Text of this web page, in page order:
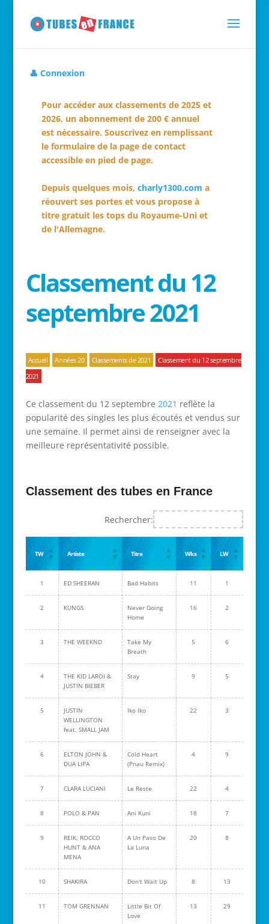
👤 Connexion
Pour accéder aux classements de 2025 et
2026, un abonnement de 200 € annuel
est nécessaire. Souscrivez en remplissant
le formulaire de la page de contact
accessible en pied de page.
Depuis quelques mois, charly1300.com a
réouvert ses portes et vous propose à
titre gratuit les tops du Royaume-Uni et
de l'Allemagne.
Classement du 12
septembre 2021
Accueil Années 20 Classements de 2021
Classement du 12 septembre
2021
Ce classement du 12 septembre 2021 reflète la
popularité des singles les plus écoutés et vendus sur
une semaine. Il permet ainsi de renseigner avec la
meilleure représentativité possible.
Classement des tubes en France
Rechercher:
TW Artiste Titre Wks LW
1 ED SHEERAN Bad Habits 11 1
2 KUNGS
Never Going
Home
16 2
3 THE WEEKND
Take My
Breath
5 6
4
THE KID LAROI &
JUSTIN BIEBER
Stay 9 5
5
JUSTIN
WELLINGTON
feat. SMALL JAM
Iko Iko 22 3
6
ELTON JOHN &
DUA LIPA
Cold Heart
(Pnau Remix)
4 9
7 CLARA LUCIANI Le Reste 22 4
8 POLO & PAN Ani Kuni 18 7
9
REIK, ROCCO
HUNT & ANA
MENA
A Un Paso De
La Luna
20 8
10 SHAKIRA Don't Wait Up 8 13
11 TOM GRENNAN
Little Bit Of
Love
13 29